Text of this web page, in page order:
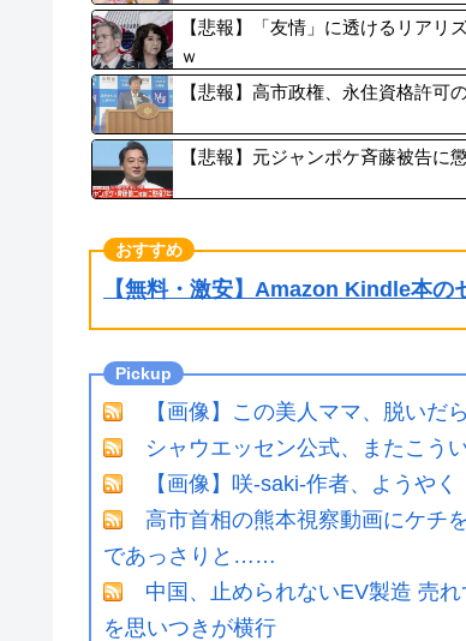
【悲報】「友情」に透けるリア
ｗ
【悲報】高市政権、永住資格許
【悲報】元ジャンポケ斉藤被告
【無料・激安】Amazon Kindle本の
【画像】この美人ママ、脱いだ
シャウエッセン公式、またこう
【画像】咲-saki-作者、ようや
高市首相の熊本視察動画にケチ
であっさりと……
中国、止められないEV製造 売
を思いつきが横行